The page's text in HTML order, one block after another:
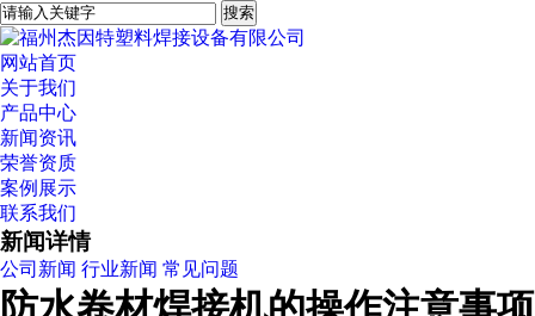
网站首页
关于我们
产品中心
新闻资讯
荣誉资质
案例展示
联系我们
新闻详情
公司新闻 行业新闻 常见问题